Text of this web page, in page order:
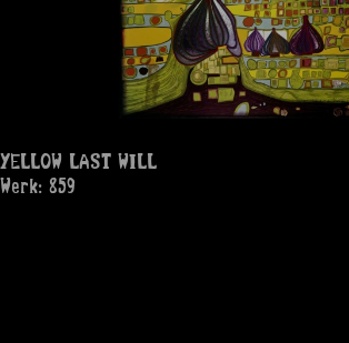
YELLOW LAST WILL
Werk: 859